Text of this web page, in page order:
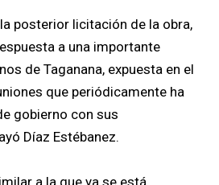
posterior licitación de la obra,
a una importante
de Taganana, expuesta en el
que periódicamente ha
gobierno con sus
Díaz Estébanez.
a la que ya se está